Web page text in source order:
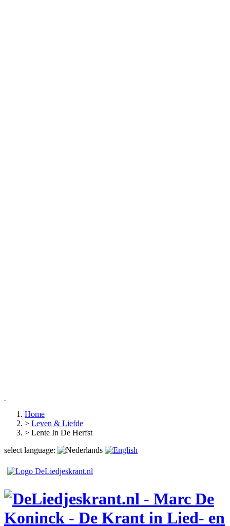
Home
> Leven & Liefde
> Lente In De Herfst
select language: